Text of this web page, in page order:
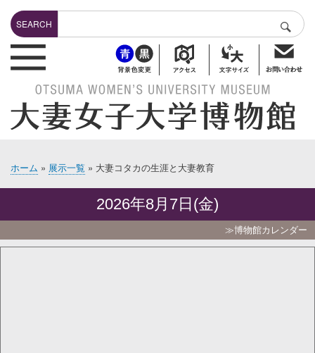
メ
ン
テ
ツ
に
動
検索
SEARCH
header-bottuns
パ
ず
ホーム 展示一覧 大妻コタカの生涯と大妻教育
2026年8月7日(金)
≫博物館カレンダー